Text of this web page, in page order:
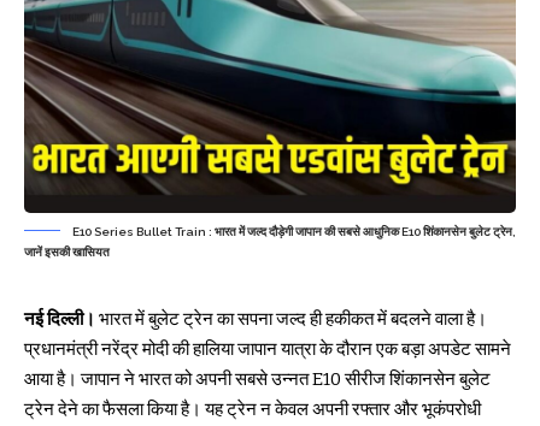
E10 Series Bullet Train : भारत में जल्द दौड़ेगी जापान की सबसे आधुनिक E10 शिंकानसेन बुलेट ट्रेन,
जानें इसकी खासियत
नई दिल्ली। भारत में बुलेट ट्रेन का सपना जल्द ही हकीकत में बदलने वाला है।
प्रधानमंत्री नरेंद्र मोदी की हालिया जापान यात्रा के दौरान एक बड़ा अपडेट सामने
आया है। जापान ने भारत को अपनी सबसे उन्नत E10 सीरीज शिंकानसेन बुलेट
ट्रेन देने का फैसला किया है। यह ट्रेन न केवल अपनी रफ्तार और भूकंपरोधी